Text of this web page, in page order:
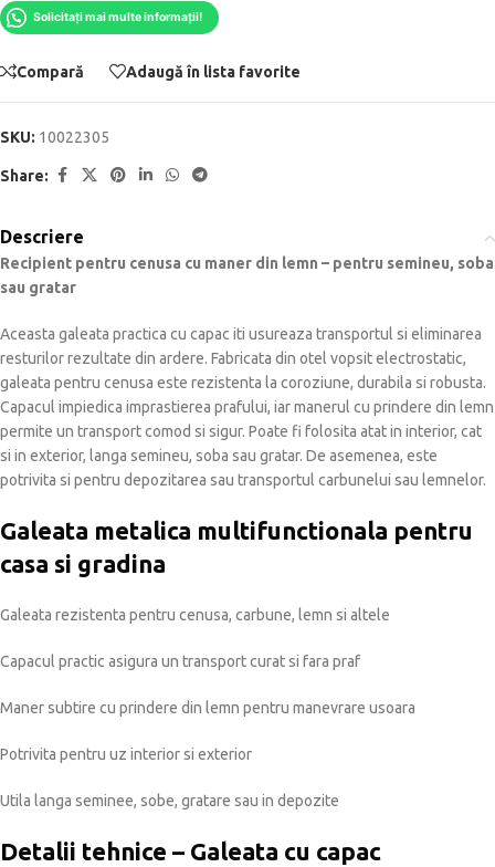
Solicitați mai multe informații!
Compară Adaugă în lista favorite
SKU: 10022305
Share:
Descriere
Recipient pentru cenusa cu maner din lemn – pentru semineu, soba
sau gratar
Aceasta galeata practica cu capac iti usureaza transportul si eliminarea
resturilor rezultate din ardere. Fabricata din otel vopsit electrostatic,
galeata pentru cenusa este rezistenta la coroziune, durabila si robusta.
Capacul impiedica imprastierea prafului, iar manerul cu prindere din lemn
permite un transport comod si sigur. Poate fi folosita atat in interior, cat
si in exterior, langa semineu, soba sau gratar. De asemenea, este
potrivita si pentru depozitarea sau transportul carbunelui sau lemnelor.
Galeata metalica multifunctionala pentru
casa si gradina
Galeata rezistenta pentru cenusa, carbune, lemn si altele
Capacul practic asigura un transport curat si fara praf
Maner subtire cu prindere din lemn pentru manevrare usoara
Potrivita pentru uz interior si exterior
Utila langa seminee, sobe, gratare sau in depozite
Detalii tehnice – Galeata cu capac